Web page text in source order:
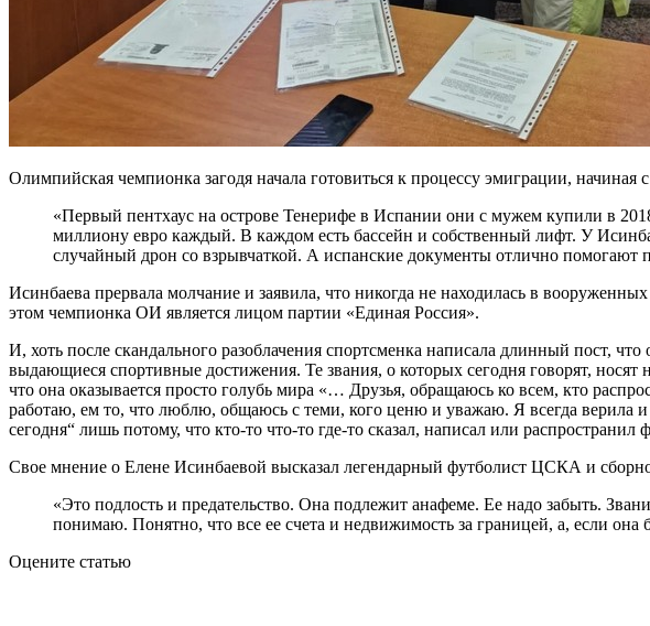
Олимпийская чемпионка загодя начала готовиться к процессу эмиграции,
«Первый пентхаус на острове Тенерифе в Испании они с мужем купили в
миллиону евро каждый. В каждом есть бассейн и собственный лифт. У
случайный дрон со взрывчаткой. А испанские документы отлично помогают
Исинбаева прервала молчание и заявила, что никогда не находилась в
этом чемпионка ОИ является лицом партии «Единая Россия».
И, хоть после скандального разоблачения спортсменка написала длинный пост,
выдающиеся спортивные достижения. Те звания, о которых сегодня говорят,
что она оказывается просто голубь мира «… Друзья, обращаюсь ко всем, кто
работаю, ем то, что люблю, общаюсь с теми, кого ценю и уважаю. Я всегда верила
сегодня“ лишь потому, что кто-то что-то где-то сказал, написал или
Свое мнение о Елене Исинбаевой высказал легендарный футболист ЦСКА и
«Это подлость и предательство. Она подлежит анафеме. Ее надо забыть.
понимаю. Понятно, что все ее счета и недвижимость за границей, а, если она
Оцените статью